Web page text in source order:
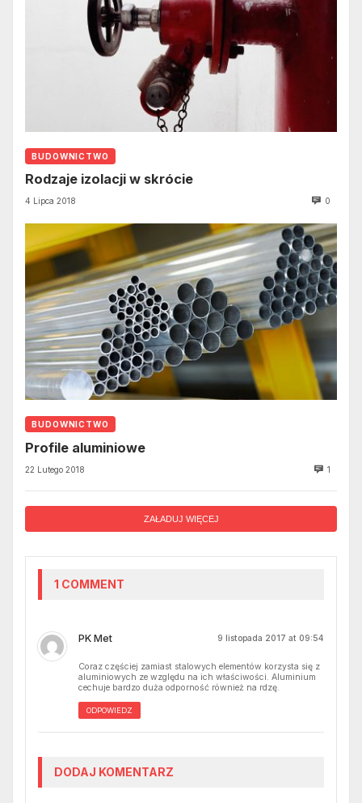
BUDOWNICTWO
Rodzaje izolacji w skrócie
4 Lipca 2018 0
BUDOWNICTWO
Profile aluminiowe
22 Lutego 2018 1
ZAŁADUJ WIĘCEJ
1 COMMENT
PK Met 9 listopada 2017 at 09:54
Coraz częściej zamiast stalowych elementów korzysta się z
aluminiowych ze względu na ich właściwości. Aluminium
cechuje bardzo duża odporność również na rdzę.
ODPOWIEDZ
DODAJ KOMENTARZ